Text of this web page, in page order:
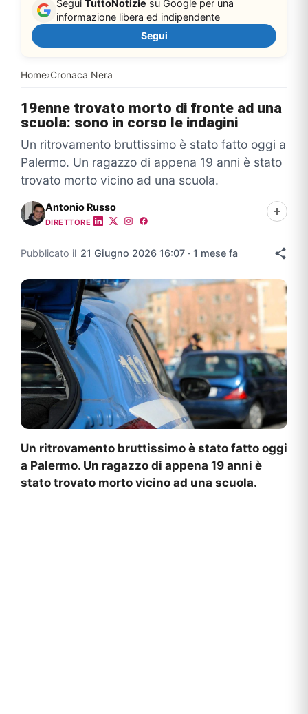
Home›Cronaca Nera
Segui TuttoNotizie su Google per una
informazione libera ed indipendente
Segui
19enne trovato morto di fronte ad una
scuola: sono in corso le indagini
Un ritrovamento bruttissimo è stato fatto oggi a
Palermo. Un ragazzo di appena 19 anni è stato
trovato morto vicino ad una scuola.
Antonio Russo
DIRETTORE
Pubblicato il 21 Giugno 2026 16:07 · 1 mese fa
Un ritrovamento bruttissimo è stato fatto oggi
a Palermo. Un ragazzo di appena 19 anni è
stato trovato morto vicino ad una scuola.